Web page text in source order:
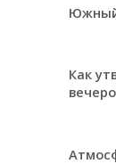
Южный
Как